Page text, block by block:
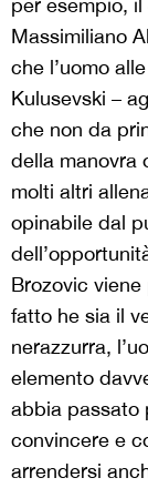
Massimiliano
che l’uomo
Kulusevski –
che non da
della manovra
molti altri
opinabile dal
Brozovic viene
fatto he sia il
nerazzurra,
elemento
abbia passato
convincere e
arrendersi